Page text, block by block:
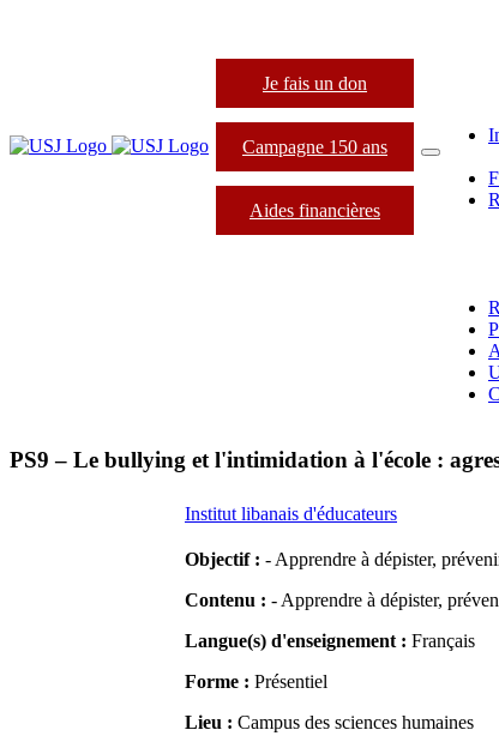
Je fais un don
Campagne 150 ans
Aides financières
PS9 – Le bullying et l'intimidation à l'école :
Institut libanais d'éducateurs
Objectif : - Apprendre à dépister,
Contenu : - Apprendre à dépister,
Langue(s) d'enseignement : Français
Forme : Présentiel
Lieu : Campus des sciences humaines